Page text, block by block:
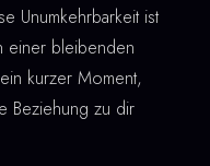
Unumkehrbarkeit ist
einer bleibenden
kurzer Moment,
Beziehung zu dir